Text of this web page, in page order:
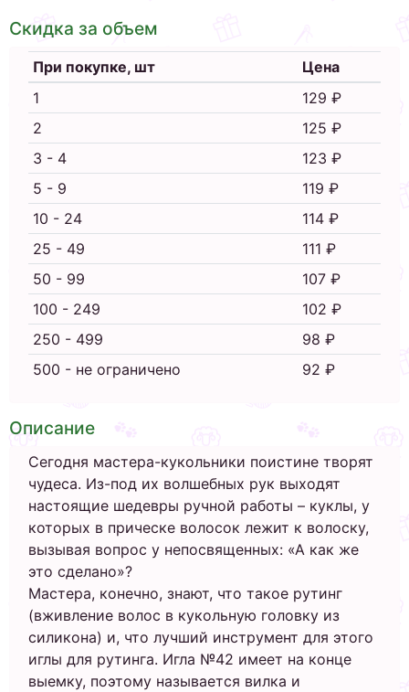
Скидка за объем
При покупке, шт
Цена
1
129 ₽
2
125 ₽
3 - 4
123 ₽
5 - 9
119 ₽
10 - 24
114 ₽
25 - 49
111 ₽
50 - 99
107 ₽
100 - 249
102 ₽
250 - 499
98 ₽
500 - не ограничено
92 ₽
Описание
Сегодня мастера-кукольники поистине творят
чудеса. Из-под их волшебных рук выходят
настоящие шедевры ручной работы – куклы, у
которых в прическе волосок лежит к волоску,
вызывая вопрос у непосвященных: «А как же
это сделано»?
Мастера, конечно, знают, что такое рутинг
(вживление волос в кукольную головку из
силикона) и, что лучший инструмент для этого
иглы для рутинга. Игла №42 имеет на конце
выемку, поэтому называется вилка и